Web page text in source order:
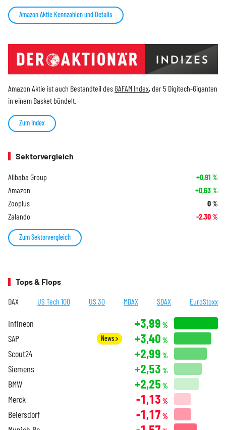
Amazon Aktie Kennzahlen und Details
Amazon Aktie ist auch Bestandteil desGAFAM Index, der 5 Digitech-Giganten
in einem Basket bündelt.
Zum Index
Sektorvergleich
Alibaba Group +0,91 %
Amazon +0,63%
Zooplus 0%
Zalando -2,30%
Zum Sektorvergleich
Tops & Flops
DAX US Tech 100 US 30 MDAX SDAX EuroStoxx
Infineon +3,99 %
SAP News +3,40 %
Scout24 +2,99 %
Siemens +2,53 %
BMW +2,25 %
Merck -1,13 %
Beiersdorf -1,17 %